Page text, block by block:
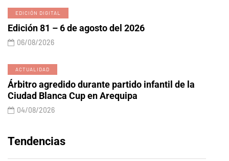
EDICIÓN DIGITAL
Edición 81 – 6 de agosto del 2026
06/08/2026
ACTUALIDAD
Árbitro agredido durante partido infantil de la
Ciudad Blanca Cup en Arequipa
04/08/2026
Tendencias